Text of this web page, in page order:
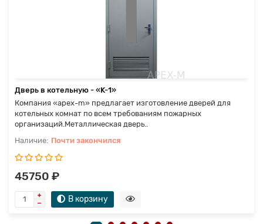
Дверь в котельную - «K-1»
Компания «apex-m» предлагает изготовление дверей для
котельных комнат по всем требованиям пожарных
организаций.Металлическая дверь..
Почти закончился
45750 ₽
В корзину